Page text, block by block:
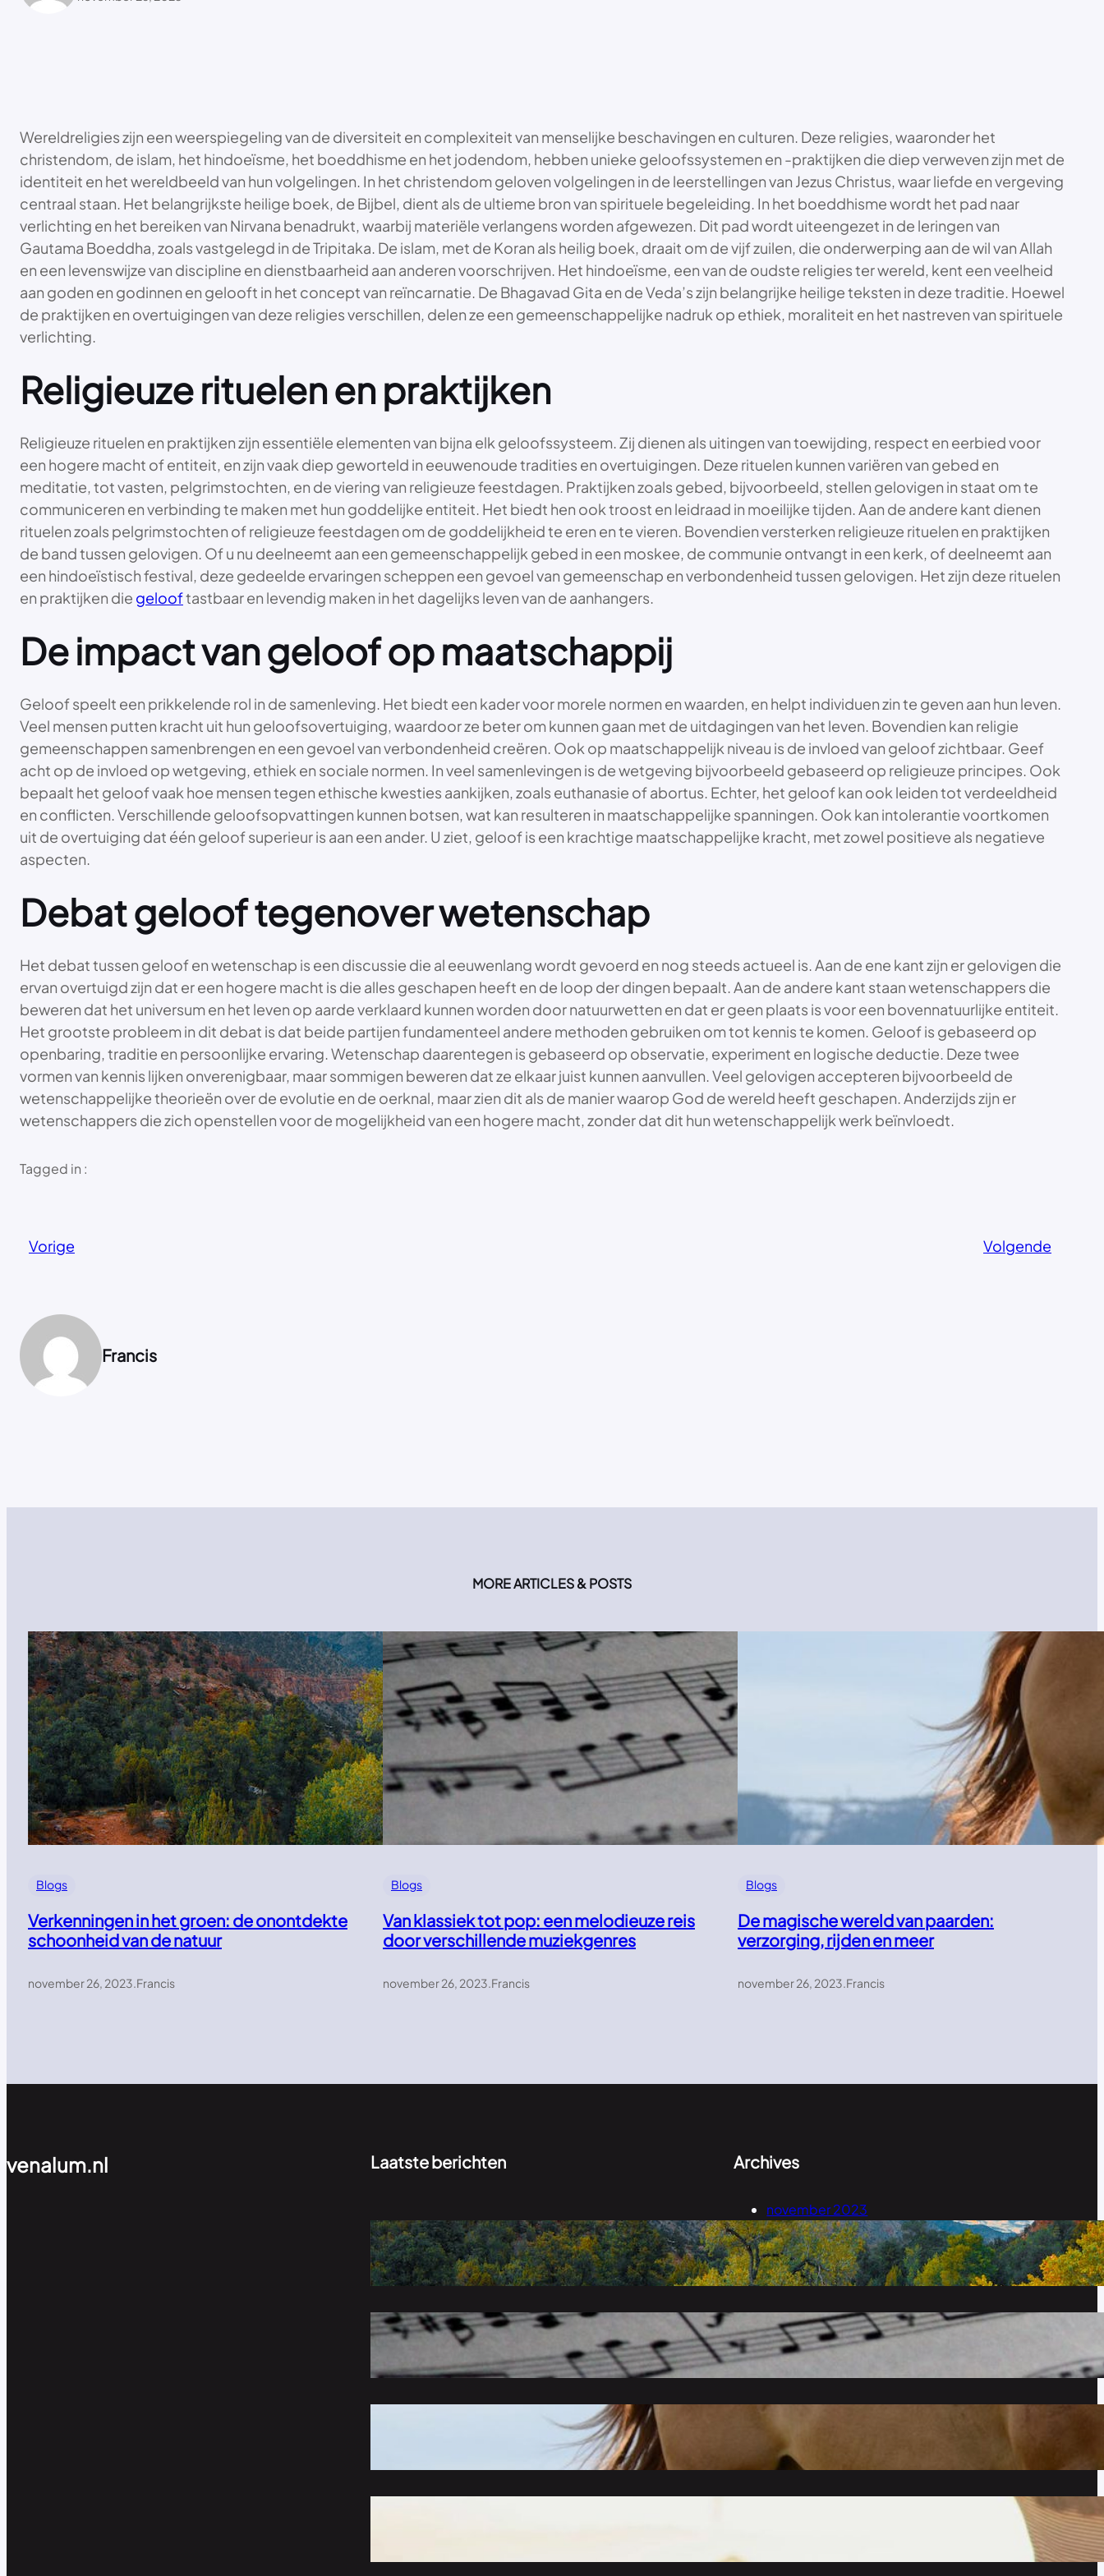
Wereldreligies zijn een weerspiegeling van de diversiteit en complexiteit van menselijke beschavingen en culturen. Deze religies, waaronder het
christendom, de islam, het hindoeïsme, het boeddhisme en het jodendom, hebben unieke geloofssystemen en -praktijken die diep verweven zijn met de
identiteit en het wereldbeeld van hun volgelingen. In het christendom geloven volgelingen in de leerstellingen van Jezus Christus, waar liefde en vergeving
centraal staan. Het belangrijkste heilige boek, de Bijbel, dient als de ultieme bron van spirituele begeleiding. In het boeddhisme wordt het pad naar
verlichting en het bereiken van Nirvana benadrukt, waarbij materiële verlangens worden afgewezen. Dit pad wordt uiteengezet in de leringen van
Gautama Boeddha, zoals vastgelegd in de Tripitaka. De islam, met de Koran als heilig boek, draait om de vijf zuilen, die onderwerping aan de wil van Allah
en een levenswijze van discipline en dienstbaarheid aan anderen voorschrijven. Het hindoeïsme, een van de oudste religies ter wereld, kent een veelheid
aan goden en godinnen en gelooft in het concept van reïncarnatie. De Bhagavad Gita en de Veda’s zijn belangrijke heilige teksten in deze traditie. Hoewel
de praktijken en overtuigingen van deze religies verschillen, delen ze een gemeenschappelijke nadruk op ethiek, moraliteit en het nastreven van spirituele
verlichting.
Religieuze rituelen en praktijken
Religieuze rituelen en praktijken zijn essentiële elementen van bijna elk geloofssysteem. Zij dienen als uitingen van toewijding, respect en eerbied voor
een hogere macht of entiteit, en zijn vaak diep geworteld in eeuwenoude tradities en overtuigingen. Deze rituelen kunnen variëren van gebed en
meditatie, tot vasten, pelgrimstochten, en de viering van religieuze feestdagen. Praktijken zoals gebed, bijvoorbeeld, stellen gelovigen in staat om te
communiceren en verbinding te maken met hun goddelijke entiteit. Het biedt hen ook troost en leidraad in moeilijke tijden. Aan de andere kant dienen
rituelen zoals pelgrimstochten of religieuze feestdagen om de goddelijkheid te eren en te vieren. Bovendien versterken religieuze rituelen en praktijken
de band tussen gelovigen. Of u nu deelneemt aan een gemeenschappelijk gebed in een moskee, de communie ontvangt in een kerk, of deelneemt aan
een hindoeïstisch festival, deze gedeelde ervaringen scheppen een gevoel van gemeenschap en verbondenheid tussen gelovigen. Het zijn deze rituelen
en praktijken die gelooftastbaar en levendig maken in het dagelijks leven van de aanhangers.
De impact van geloof op maatschappij
Geloof speelt een prikkelende rol in de samenleving. Het biedt een kader voor morele normen en waarden, en helpt individuen zin te geven aan hun leven.
Veel mensen putten kracht uit hun geloofsovertuiging, waardoor ze beter om kunnen gaan met de uitdagingen van het leven. Bovendien kan religie
gemeenschappen samenbrengen en een gevoel van verbondenheid creëren. Ook op maatschappelijk niveau is de invloed van geloof zichtbaar. Geef
acht op de invloed op wetgeving, ethiek en sociale normen. In veel samenlevingen is de wetgeving bijvoorbeeld gebaseerd op religieuze principes. Ook
bepaalt het geloof vaak hoe mensen tegen ethische kwesties aankijken, zoals euthanasie of abortus. Echter, het geloof kan ook leiden tot verdeeldheid
en conflicten. Verschillende geloofsopvattingen kunnen botsen, wat kan resulteren in maatschappelijke spanningen. Ook kan intolerantie voortkomen
uit de overtuiging dat één geloof superieur is aan een ander. U ziet, geloof is een krachtige maatschappelijke kracht, met zowel positieve als negatieve
aspecten.
Debat geloof tegenover wetenschap
Het debat tussen geloof en wetenschap is een discussie die al eeuwenlang wordt gevoerd en nog steeds actueel is. Aan de ene kant zijn er gelovigen die
ervan overtuigd zijn dat er een hogere macht is die alles geschapen heeft en de loop der dingen bepaalt. Aan de andere kant staan wetenschappers die
beweren dat het universum en het leven op aarde verklaard kunnen worden door natuurwetten en dat er geen plaats is voor een bovennatuurlijke entiteit.
Het grootste probleem in dit debat is dat beide partijen fundamenteel andere methoden gebruiken om tot kennis te komen. Geloof is gebaseerd op
openbaring, traditie en persoonlijke ervaring. Wetenschap daarentegen is gebaseerd op observatie, experiment en logische deductie. Deze twee
vormen van kennis lijken onverenigbaar, maar sommigen beweren dat ze elkaar juist kunnen aanvullen. Veel gelovigen accepteren bijvoorbeeld de
wetenschappelijke theorieën over de evolutie en de oerknal, maar zien dit als de manier waarop God de wereld heeft geschapen. Anderzijds zijn er
wetenschappers die zich openstellen voor de mogelijkheid van een hogere macht, zonder dat dit hun wetenschappelijk werk beïnvloedt.
Tagged in :
Vorige Volgende
Francis
MORE ARTICLES & POSTS
Blogs
Verkenningen in het groen: de onontdekte
schoonheid van de natuur
november 26, 2023.Francis
Blogs
Van klassiek tot pop: een melodieuze reis
door verschillende muziekgenres
november 26, 2023.Francis
Blogs
De magische wereld van paarden:
verzorging, rijden en meer
november 26, 2023.Francis
venalum.nl Laatste berichten
Verkenningen in het groen: de onontdekte
schoonheid van de natuur
november 26, 2023
Van klassiek tot pop: een melodieuze reis
door verschillende muziekgenres
november 26, 2023
De magische wereld van paarden:
verzorging, rijden en meer
november 26, 2023
Archives
november 2023
september 2023